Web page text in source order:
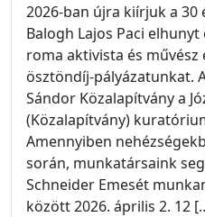
2026-ban újra kiírjuk a 30
Balogh Lajos Paci
roma aktivista és
ösztöndíj-pályázatunkat.
Sándor Közalapítvány a
(Közalapítvány)
Amennyiben
során, munkatársaink
Schneider Emesét
között 2026. április 2. 12